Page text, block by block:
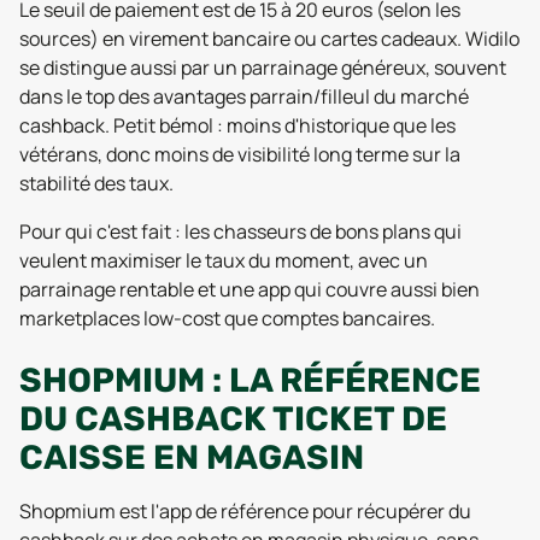
Le seuil de paiement est de 15 à 20 euros (selon les
sources) en virement bancaire ou cartes cadeaux. Widilo
se distingue aussi par un parrainage généreux, souvent
dans le top des avantages parrain/filleul du marché
cashback. Petit bémol : moins d'historique que les
vétérans, donc moins de visibilité long terme sur la
stabilité des taux.
Pour qui c'est fait : les chasseurs de bons plans qui
veulent maximiser le taux du moment, avec un
parrainage rentable et une app qui couvre aussi bien
marketplaces low-cost que comptes bancaires.
SHOPMIUM : LA RÉFÉRENCE
DU CASHBACK TICKET DE
CAISSE EN MAGASIN
Shopmium est l'app de référence pour récupérer du